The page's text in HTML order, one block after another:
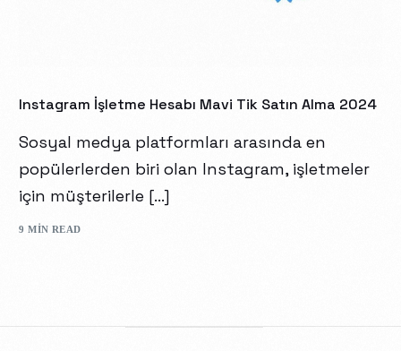
Instagram İşletme Hesabı Mavi Tik Satın Alma 2024
Sosyal medya platformları arasında en
popülerlerden biri olan Instagram, işletmeler
için müşterilerle […]
9 MIN READ